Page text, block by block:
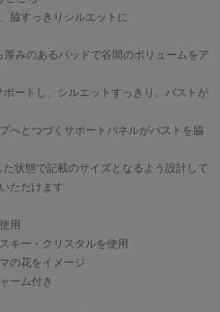
脇すっきりシルエットに
みのあるパッドで谷間のボリュームをア
ートし、シルエットすっきり。バストが
へとつづくサポートパネルがバストを脇
状態で記載のサイズとなるよう設計して
ただけます
用
キー・クリスタルを使用
の花をイメージ
ーム付き